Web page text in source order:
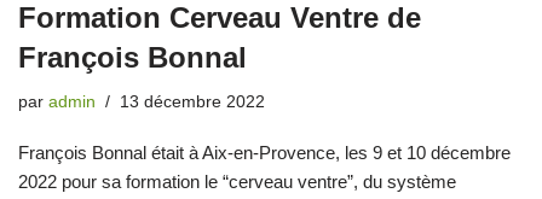
Formation Cerveau Ventre de
François Bonnal
par admin 13 décembre 2022
François Bonnal était à Aix-en-Provence, les 9 et 10 décembre
2022 pour sa formation le “cerveau ventre”, du système